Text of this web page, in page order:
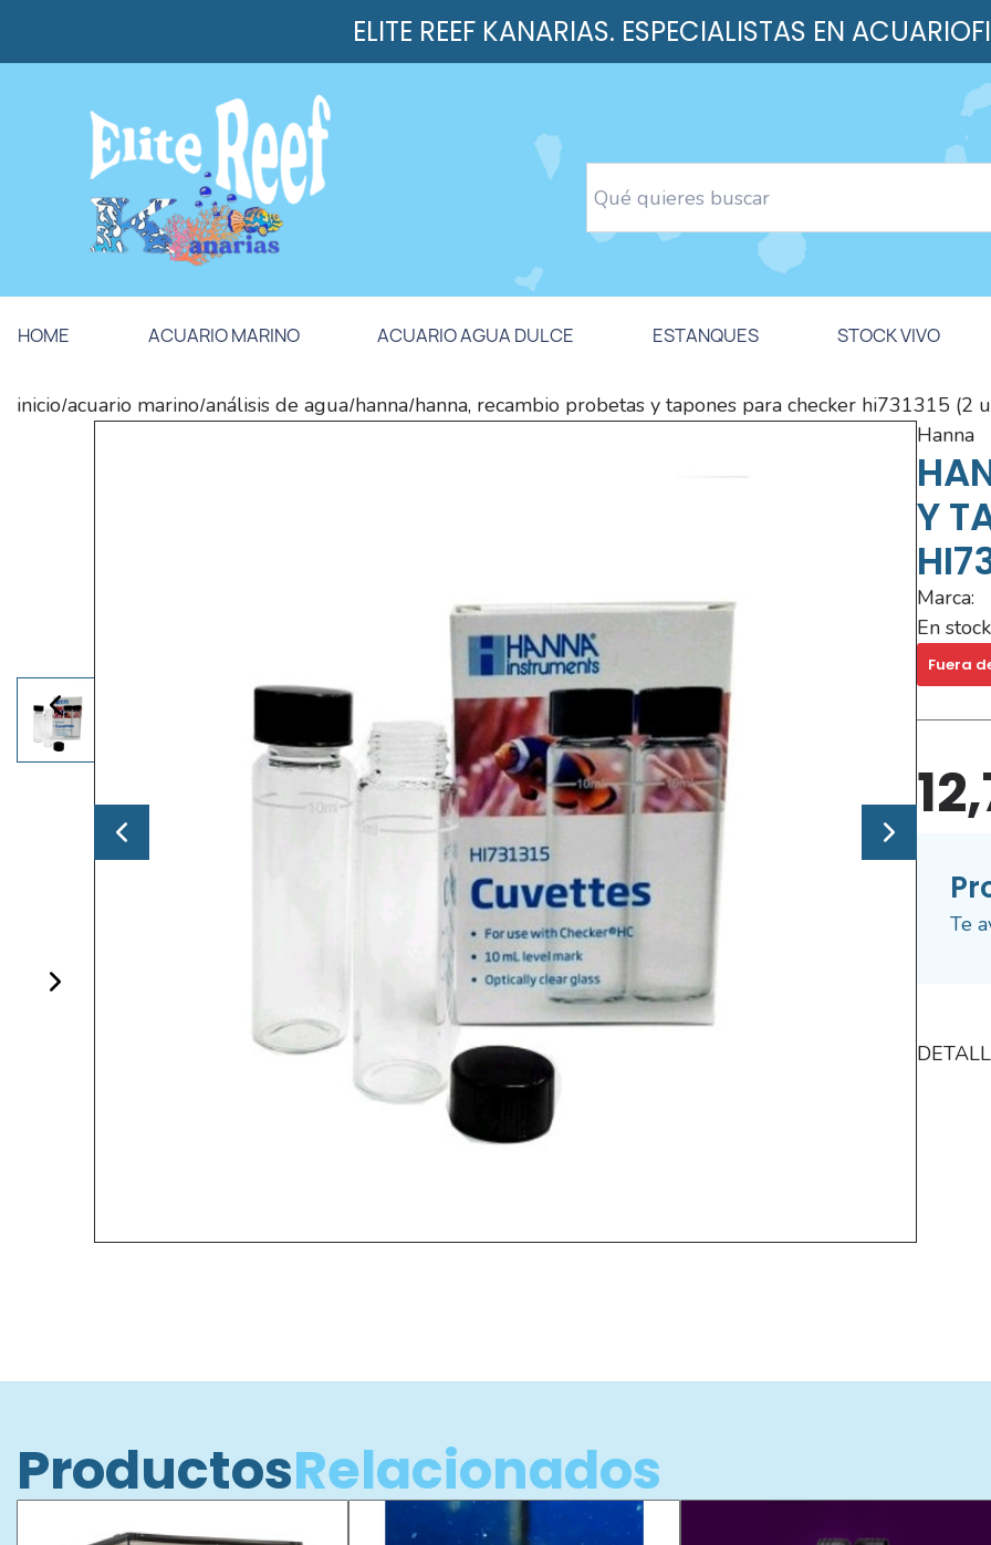
ELITE REEF KANARIAS. ESPECIALISTAS EN
HOME ACUARIO MARINO ACUARIO AGUA DULCE ESTANQUES STOCK VIVO
inicio/acuario marino/análisis de agua/hanna/hanna, recambio probetas y tapones para checker hi731315 (2
hanna
Y
Marca:
En
Fuera
Te
ProductosRelacionados